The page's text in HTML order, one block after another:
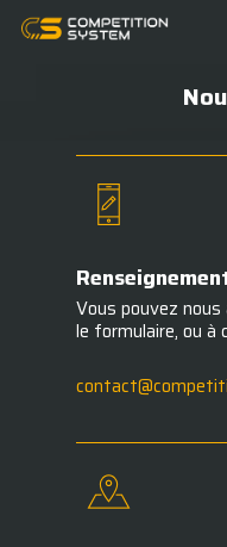
Skip
Vous pouvez
le formulaire, ou à